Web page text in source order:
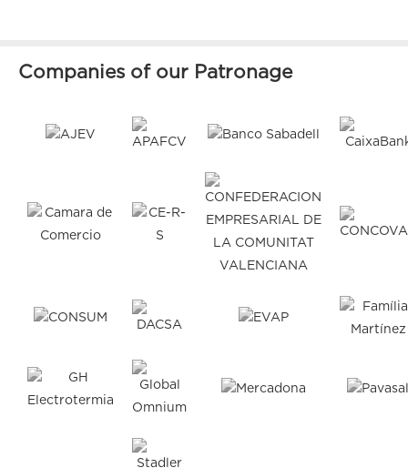
Companies of our Patronage